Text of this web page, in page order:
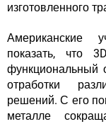
изготовленного
Американские
показать, что
функциональный
отработки
решений. С его
металле